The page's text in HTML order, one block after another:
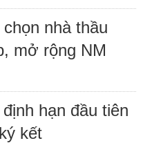
nhà thầu
mở rộng NM
hạn đầu tiên
kết